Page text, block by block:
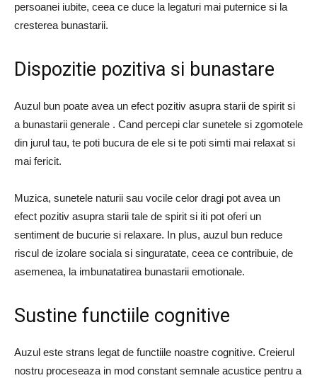
persoanei iubite, ceea ce duce la legaturi mai puternice si la
cresterea bunastarii.
Dispozitie pozitiva si bunastare
Auzul bun poate avea un efect pozitiv asupra starii de spirit si
a bunastarii generale . Cand percepi clar sunetele si zgomotele
din jurul tau, te poti bucura de ele si te poti simti mai relaxat si
mai fericit.
Muzica, sunetele naturii sau vocile celor dragi pot avea un
efect pozitiv asupra starii tale de spirit si iti pot oferi un
sentiment de bucurie si relaxare. In plus, auzul bun reduce
riscul de izolare sociala si singuratate, ceea ce contribuie, de
asemenea, la imbunatatirea bunastarii emotionale.
Sustine functiile cognitive
Auzul este strans legat de functiile noastre cognitive. Creierul
nostru proceseaza in mod constant semnale acustice pentru a